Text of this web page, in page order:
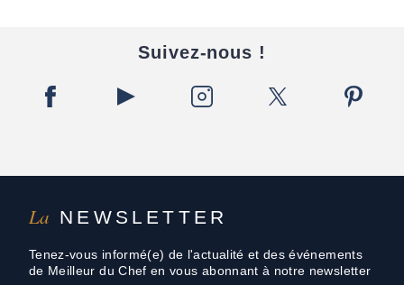
La NEWSLETTER
Tenez-vous informé(e) de l'actualité et des événements
de Meilleur du Chef en vous abonnant à notre newsletter
Suivez-nous !